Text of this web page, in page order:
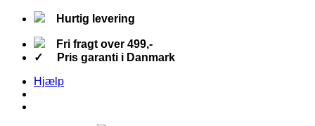
Fortsæt
indhold
Hurtig levering
Fri fragt over 499,-
✓ Pris garanti i Danmark
Hjælp